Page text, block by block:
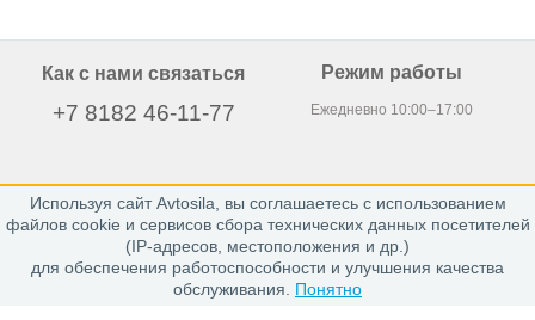
Используя сайт Avtosila, вы соглашаетесь с использованием
файлов cookie и сервисов сбора технических данных посетителей
(IP-адресов, местоположения и др.)
для обеспечения работоспособности и улучшения качества
обслуживания. Понятно
Как с нами связаться
+7 8182 46-11-77
163020, г. Архангельск,
пр. Никольский 15, офис 212
Режим работы
Ежедневно 10:00–17:00
Каталог